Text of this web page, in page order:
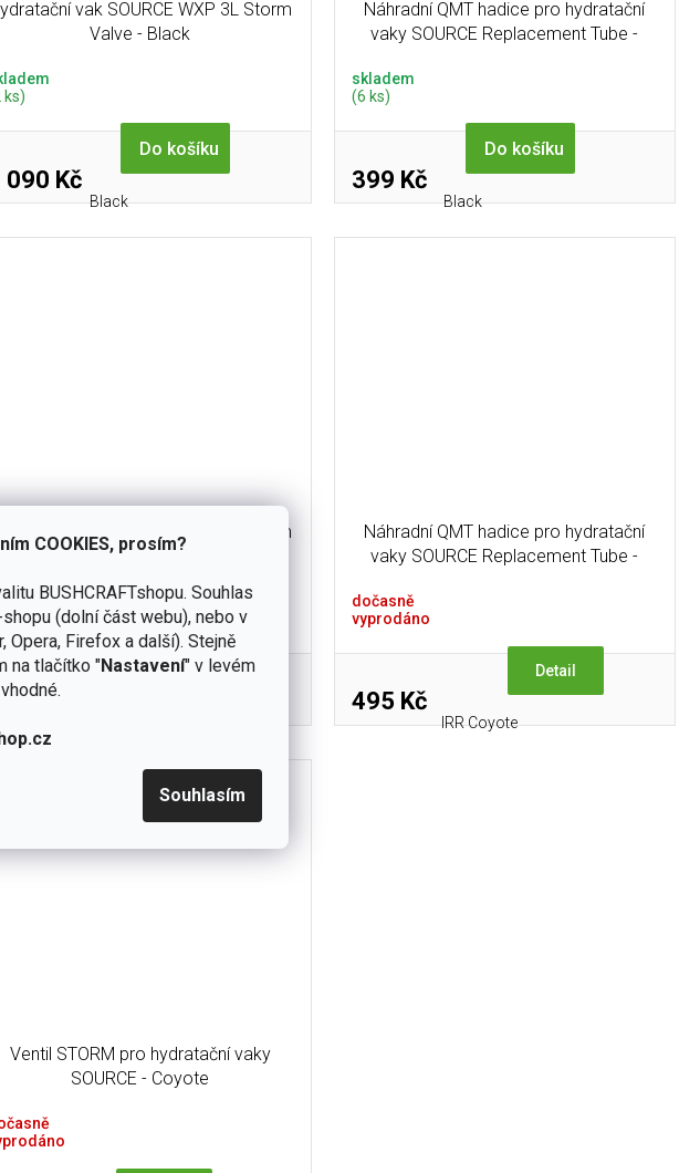
COOKIES, prosím?
BUSHCRAFTshopu. Souhlas
(dolní část webu), nebo v
Opera, Firefox a další). Stejně
na tlačítko "Nastavení" v levém
Souhlasím
vak SOURCE WXP 3L Storm
Valve - Black
ks)
090 Kč
Do košíku
Black
Náhradní QMT hadice pro hydratační
vaky SOURCE Replacement Tube -
skladem
(6 ks)
399 Kč
Do košíku
Black
Hydratační vak SOURCE WXP 3L Storm
Valve - IRR Coyote
090 Kč
Detail
Náhradní QMT hadice pro hydratační
vaky SOURCE Replacement Tube -
dočasně
vyprodáno
495 Kč
Detail
IRR Coyote
Ventil STORM pro hydratační vaky
SOURCE - Coyote